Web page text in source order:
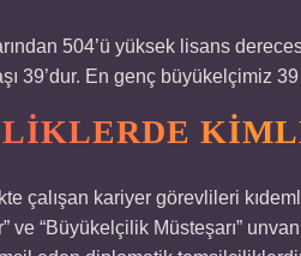
504’ü yüksek lisans
39’dur. En genç büyükelçimiz 39
çalışan kariyer görevlileri
ve “Büyükelçilik Müsteşarı”